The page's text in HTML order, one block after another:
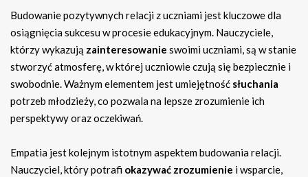
Budowanie pozytywnych relacji z uczniami jest kluczowe dla
osiągnięcia sukcesu w procesie edukacyjnym. Nauczyciele,
którzy wykazują zainteresowanie swoimi uczniami, są w stanie
stworzyć atmosferę, w której uczniowie czują się bezpiecznie i
swobodnie. Ważnym elementem jest umiejętność słuchania
potrzeb młodzieży, co pozwala na lepsze zrozumienie ich
perspektywy oraz oczekiwań.
Empatia jest kolejnym istotnym aspektem budowania relacji.
Nauczyciel, który potrafi okazywać zrozumienie i wsparcie,